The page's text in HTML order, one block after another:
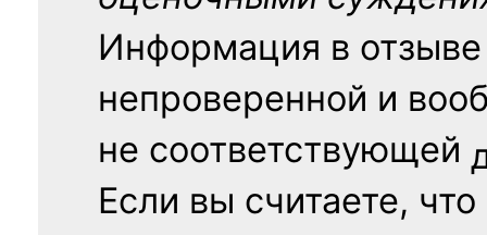
Информация в
непроверенной и
не соответствующей
Если вы считаете, что